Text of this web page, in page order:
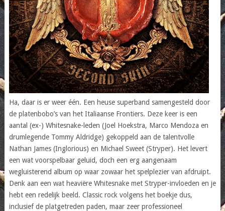
Ha, daar is er weer één. Een heuse superband samengesteld door
de platenbobo’s van het Italiaanse Frontiers. Deze keer is een
aantal (ex-) Whitesnake-leden (Joel Hoekstra, Marco Mendoza en
drumlegende Tommy Aldridge) gekoppeld aan de talentvolle
Nathan James (Inglorious) en Michael Sweet (Stryper). Het levert
een wat voorspelbaar geluid, doch een erg aangenaam
wegluisterend album op waar zowaar het spelplezier van afdruipt.
Denk aan een wat heaviëre Whitesnake met Stryper-invloeden en je
hebt een redelijk beeld. Classic rock volgens het boekje dus,
inclusief de platgetreden paden, maar zeer professioneel